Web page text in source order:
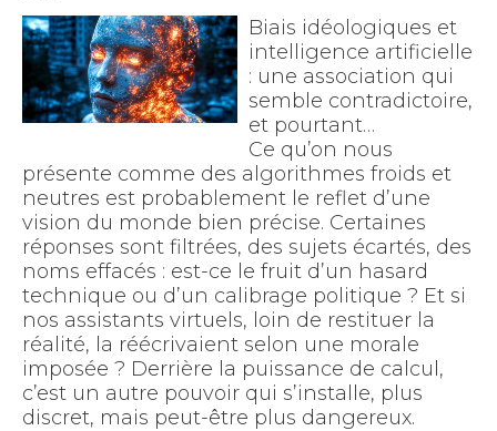
Biais idéologiques et
intelligence artificielle
: une association qui
semble contradictoire,
et pourtant…
Ce qu’on nous
présente comme des algorithmes froids et
neutres est probablement le reflet d’une
vision du monde bien précise. Certaines
réponses sont filtrées, des sujets écartés, des
noms effacés : est-ce le fruit d’un hasard
technique ou d’un calibrage politique ? Et si
nos assistants virtuels, loin de restituer la
réalité, la réécrivaient selon une morale
imposée ? Derrière la puissance de calcul,
c’est un autre pouvoir qui s’installe, plus
discret, mais peut-être plus dangereux.